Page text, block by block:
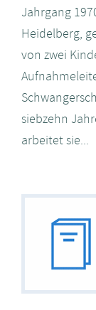
Jahrgang
Heidelberg,
von zwei
siebzehn
arbeitet sie...